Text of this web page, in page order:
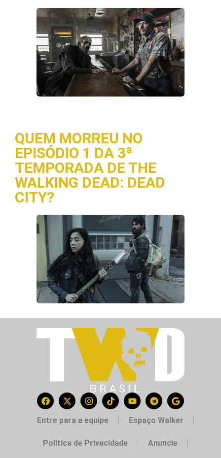
QUEM MORREU NO
EPISÓDIO 1 DA 3ª
TEMPORADA DE THE
WALKING DEAD: DEAD
CITY?
Entre para a equipe Espaço Walker
Política de Privacidade Anuncie